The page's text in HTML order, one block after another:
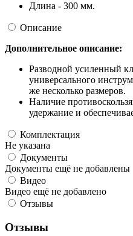
Длина - 300 мм.
Описание
Дополнительное описание:
Разводной усиленный
универсального
же несколько размеров.
Наличие
удержание и
Комплектация
Не указана
Документы
Документы ещё не добавлены
Видео
Видео ещё не добавлено
Отзывы
Отзывы